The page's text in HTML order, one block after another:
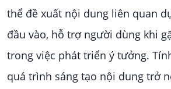
thể đề xuất nội dung liên quan
đầu vào, hỗ trợ người dùng khi
trong việc phát triển ý tưởng.
quá trình sáng tạo nội dung trở